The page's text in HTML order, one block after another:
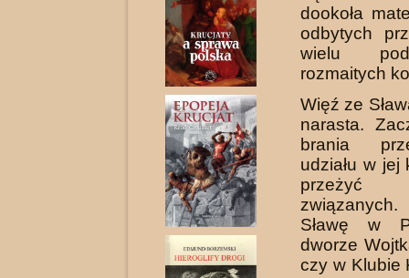
dookoła
odbytych
wielu
rozmaitych
Więź ze
narasta.
brania
udziału w jej
związanych.
Sławę w
dworze
czy w Klubie